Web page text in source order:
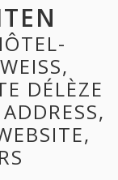
DÉLÈZE